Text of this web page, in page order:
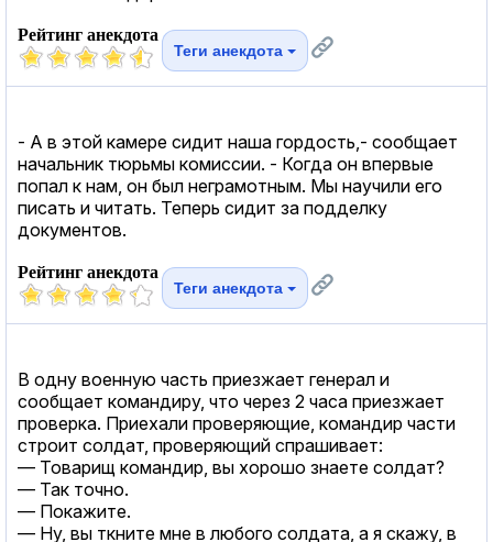
Рейтинг анекдота
Теги анекдота
- А в этой камере сидит наша гордость,- сообщает
начальник тюрьмы комиссии. - Когда он впервые
попал к нам, он был неграмотным. Мы научили его
писать и читать. Теперь сидит за подделку
документов.
Рейтинг анекдота
Теги анекдота
В одну военную часть приезжает генерал и
сообщает командиру, что через 2 часа приезжает
проверка. Приехали проверяющие, командир части
строит солдат, проверяющий спрашивает:
— Товарищ командир, вы хорошо знаете солдат?
— Так точно.
— Покажите.
— Ну, вы ткните мне в любого солдата, а я скажу, в